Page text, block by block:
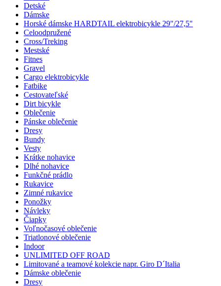
Detské
Dámske
Horské dámske HARDTAIL elektrobicykle 29"/27,5"
Celoodpružené
Cross/Treking
Mestské
Fitnes
Gravel
Cargo elektrobicykle
Fatbike
Cestovateľské
Dirt bicykle
Oblečenie
Pánske oblečenie
Dresy
Bundy
Vesty
Krátke nohavice
Dlhé nohavice
Funkčné prádlo
Rukavice
Zimné rukavice
Ponožky
Návleky
Čiapky
Voľnočasové oblečenie
Triatlonové oblečenie
Indoor
UNLIMITED OFF ROAD
Limitované a teamové kolekcie napr. Giro D´Italia
Dámske oblečenie
Dresy